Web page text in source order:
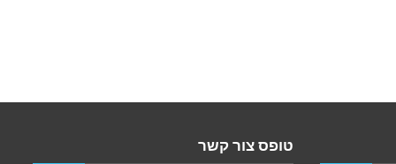
טופס צור קשר